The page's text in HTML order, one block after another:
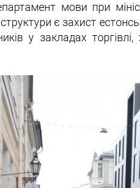
мови при
є захист
у закладах